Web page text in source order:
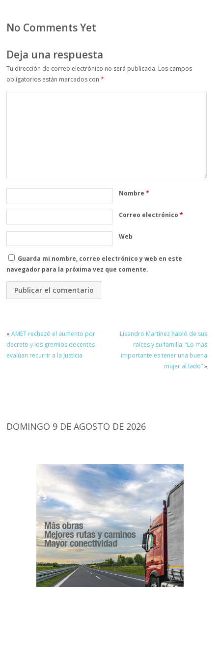
No Comments Yet
Deja una respuesta
Tu dirección de correo electrónico no será publicada. Los campos
obligatorios están marcados con*
Nombre*
Correo electrónico*
Web
Guarda mi nombre, correo electrónico y web en este
navegador para la próxima vez que comente.
«AMET rechazó el aumento por
decreto y los gremios docentes
evalúan recurrir a la Justicia
Lisandro Martínez habló de sus
raíces y su familia: “Lo más
importante es tener una buena
mujer al lado”»
DOMINGO 9 DE AGOSTO DE 2026